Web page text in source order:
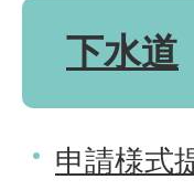
下水道
申請様式